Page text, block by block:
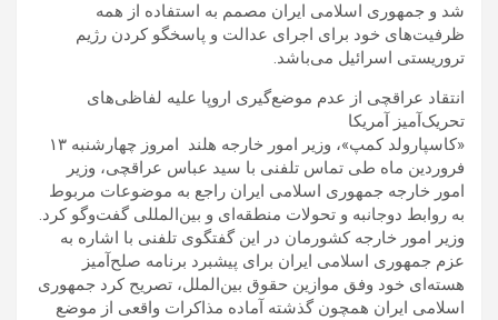
شد و جمهوری اسلامی ایران مصمم به استفاده از همه
ظرفیت‌های خود برای اجرای عدالت و پاسخگو کردن رژیم
تروریستی اسرائیل می‌باشد.
انتقاد عراقچی از عدم موضع‌گیری اروپا علیه لفاظی‌های
تحریک‌آمیز آمریکا
«کاسپارولد کمپ»، وزیر امور خارجه هلند امروز چهارشنبه ۱۳
فروردین ماه طی تماس تلفنی با سید عباس عراقچی، وزیر
امور خارجه جمهوری اسلامی ایران راجع به موضوعات مربوط
به روابط دوجانبه و تحولات منطقه‌ای و بین‌المللی گفت‌وگو کرد.
وزیر امور خارجه کشورمان در این گفتگوی تلفنی با اشاره به
عزم جمهوری اسلامی ایران برای پیشبرد برنامه صلح‌آمیز
هسته‌ای خود وفق موازین حقوق بین‌الملل، تصریح کرد جمهوری
اسلامی ایران همچون گذشته آماده مذاکرات واقعی از موضع